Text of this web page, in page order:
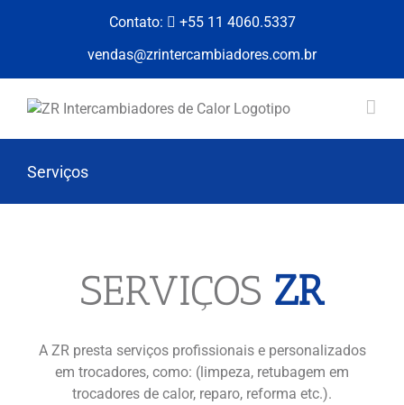
Contato:
+55 11 4060.5337
vendas@zrintercambiadores.com.br
Serviços
SERVIÇOS ZR
A ZR presta serviços profissionais e personalizados
em trocadores, como: (limpeza, retubagem em
trocadores de calor, reparo, reforma etc.).